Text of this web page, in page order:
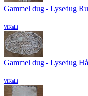
Gammel dug - Lysedug
ViKaLi
Gammel dug - Lysedug
ViKaLi